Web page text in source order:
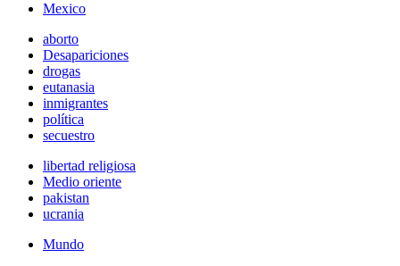
Mexico
aborto
Desapariciones
drogas
eutanasia
inmigrantes
política
secuestro
libertad religiosa
Medio oriente
pakistan
ucrania
Mundo